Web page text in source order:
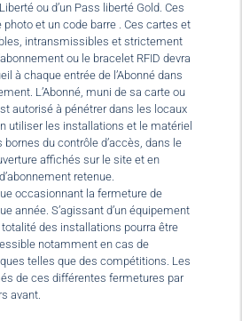
ou d’un Pass liberté Gold. Ces
et un code barre . Ces cartes et
intransmissibles et strictement
ou le bracelet RFID devra
à chaque entrée de l’Abonné dans
L’Abonné, muni de sa carte ou
autorisé à pénétrer dans les locaux
utiliser les installations et le matériel
du contrôle d’accès, dans le
affichés sur le site et en
retenue.
occasionnant la fermeture de
année. S’agissant d’un équipement
des installations pourra être
notamment en cas de
telles que des compétitions. Les
de ces différentes fermetures par
avant.